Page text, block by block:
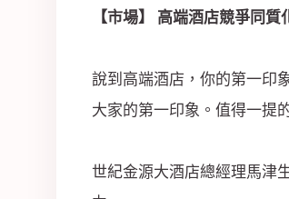
【市場】 高端酒店競爭同質
說到高端酒店，你的第一印
大家的第一印象。值得一提
世紀金源大酒店總經理馬津